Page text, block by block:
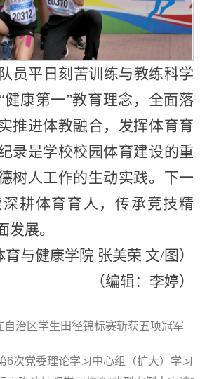
员平日刻苦训练与教练科学
康第一”教育理念，全面落
推进体教融合，发挥体育育
录是学校校园体育建设的重
树人工作的生动实践。下一
耕体育育人，传承竞技精
展。
育与健康学院 张美荣 文/图）
（编辑：李婷）
自治区学生田径锦标赛斩获五项冠军
6次党委理论学习中心组（扩大）学习